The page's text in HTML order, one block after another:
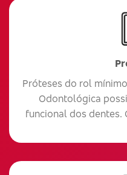
Próteses do rol
Odontológica
funcional dos dentes.